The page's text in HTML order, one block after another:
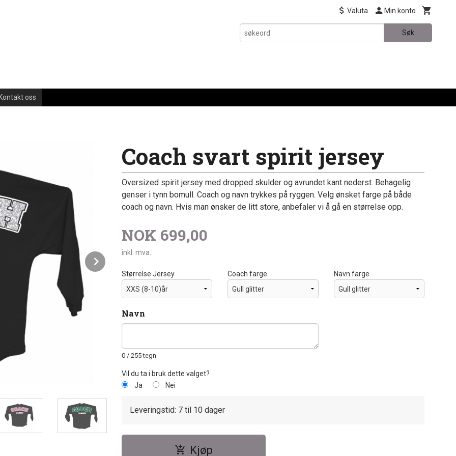
Valuta Min konto
Søk
oss
Coach svart spirit jersey
Oversized spirit jersey med dropped skulder og avrundet kant nederst. Behagelig
genser i tynn bomull. Coach og navn trykkes på ryggen. Velg ønsket farge på både
coach og navn. Hvis man ønsker de litt store, anbefaler vi å gå en størrelse opp.
NOK 699,00
inkl. mva.
Størrelse Jersey Coach farge Navn farge
Navn
0 / 255 tegn
Vil du ta i bruk dette valget?
Ja
Nei
Leveringstid: 7 til 10 dager
Kjøp